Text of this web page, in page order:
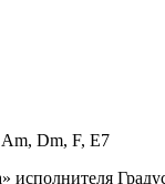
Dm, F, E7